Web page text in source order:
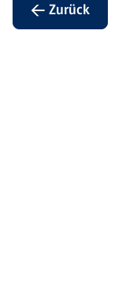
← Zurück